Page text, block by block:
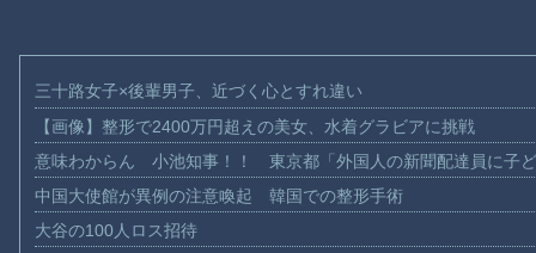
三十路女子×後輩男子、近づく心とすれ違い
【画像】整形で2400万円超えの美女、水着グラビアに挑戦
意味わからん 小池知事！！ 東京都「外国人の新聞配達員に子
中国大使館が異例の注意喚起 韓国での整形手術
大谷の100人ロス招待